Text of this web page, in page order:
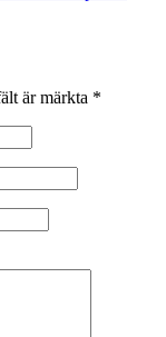
är märkta *